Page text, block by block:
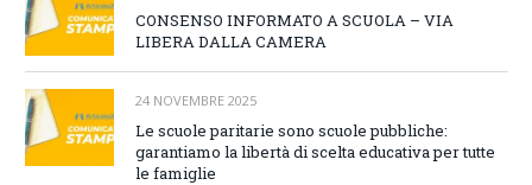
CONSENSO INFORMATO A SCUOLA – VIA
LIBERA DALLA CAMERA
24 NOVEMBRE 2025
Le scuole paritarie sono scuole pubbliche:
garantiamo la libertà di scelta educativa per tutte
le famiglie